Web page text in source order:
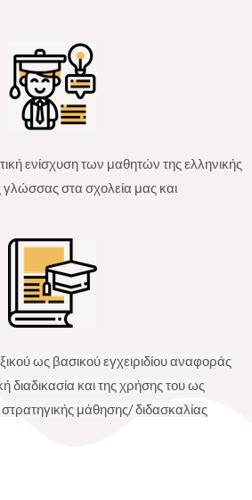
ενίσχυση των μαθητών της ελληνικής
γλώσσας στα σχολεία μας και
ως βασικού εγχειριδίου αναφοράς
διαδικασία και της χρήσης του ως
μάθησης/ διδασκαλίας